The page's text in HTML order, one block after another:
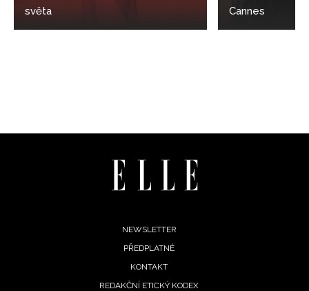
světa
Cannes
NEWSLETTER
PŘEDPLATNÉ
KONTAKT
REDAKČNÍ ETICKÝ KODEX